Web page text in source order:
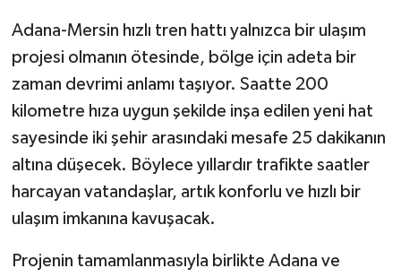
Adana-Mersin hızlı tren hattı yalnızca bir ulaşım
projesi olmanın ötesinde, bölge için adeta bir
zaman devrimi anlamı taşıyor. Saatte 200
kilometre hıza uygun şekilde inşa edilen yeni hat
sayesinde iki şehir arasındaki mesafe 25 dakikanın
altına düşecek. Böylece yıllardır trafikte saatler
harcayan vatandaşlar, artık konforlu ve hızlı bir
ulaşım imkanına kavuşacak.
Projenin tamamlanmasıyla birlikte Adana ve